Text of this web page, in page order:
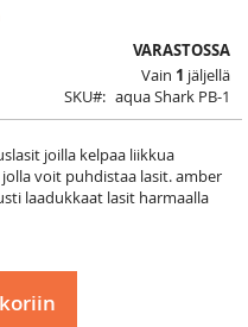
VARASTOSSA
Vain 1 jäljellä
SKU
aqua Shark PB-1
joilla kelpaa liikkua
voit puhdistaa lasit. amber
laadukkaat lasit harmaalla